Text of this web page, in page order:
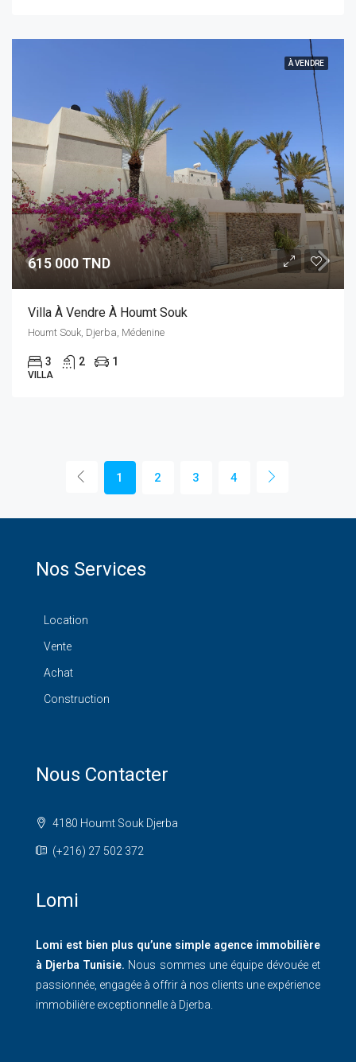
À VENDRE
615 000 TND
Villa À Vendre À Houmt Souk
Houmt Souk, Djerba, Médenine
3 2 1
VILLA
1 2 3 4
Nos Services
Location
Vente
Achat
Construction
Nous Contacter
4180 Houmt Souk Djerba
(+216) 27 502 372
Lomi
Lomi est bien plus qu’une simple agence immobilière
à Djerba Tunisie. Nous sommes une équipe dévouée et
passionnée, engagée à offrir à nos clients une expérience
immobilière exceptionnelle à Djerba.